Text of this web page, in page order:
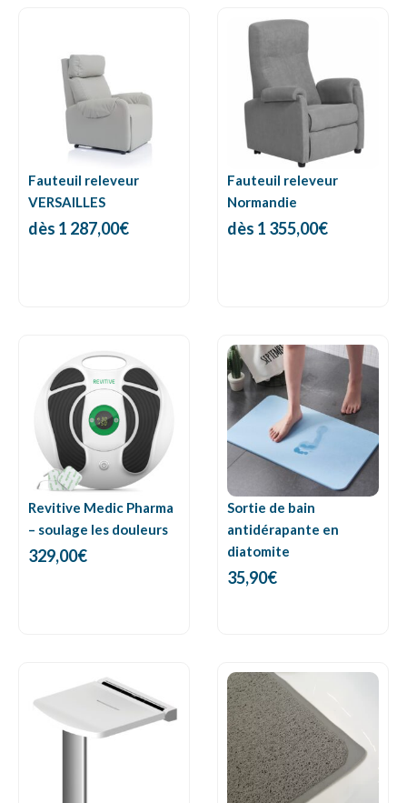
Fauteuil releveur
VERSAILLES
dès 1 287,00€
Fauteuil releveur
Normandie
dès 1 355,00€
Revitive Medic Pharma
– soulage les douleurs
329,00€
Sortie de bain
antidérapante en
diatomite
35,90€